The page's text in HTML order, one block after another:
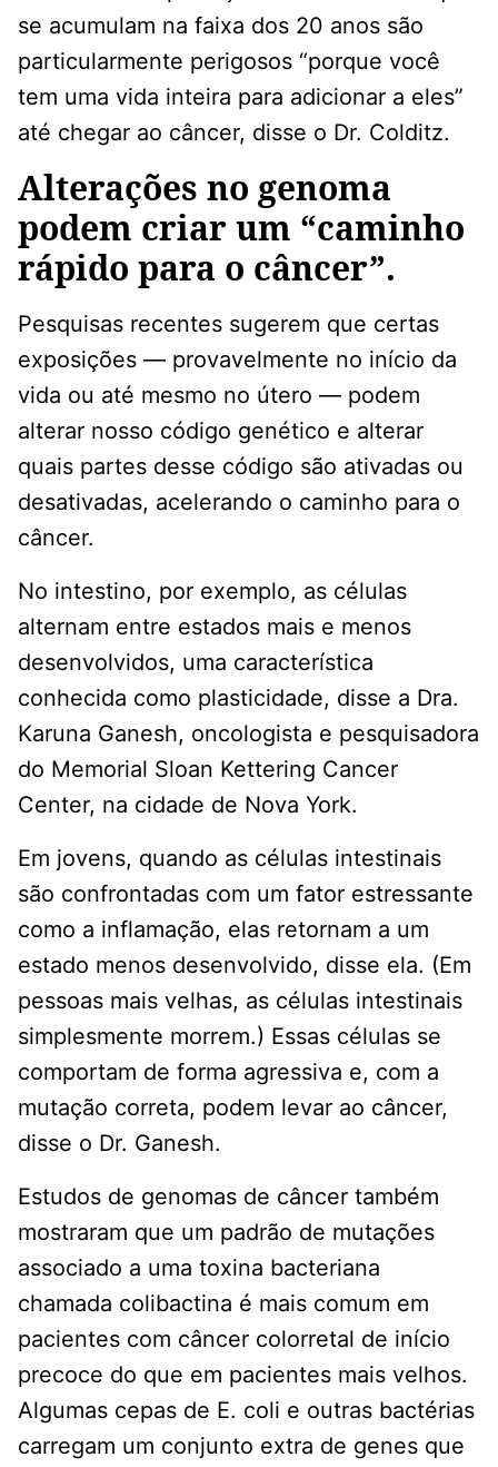
se acumulam na faixa dos 20 anos são
particularmente perigosos “porque você
tem uma vida inteira para adicionar a eles”
até chegar ao câncer, disse o Dr. Colditz.
Alterações no genoma
podem criar um “caminho
rápido para o câncer”.
Pesquisas recentes sugerem que certas
exposições — provavelmente no início da
vida ou até mesmo no útero — podem
alterar nosso código genético e alterar
quais partes desse código são ativadas ou
desativadas, acelerando o caminho para o
câncer.
No intestino, por exemplo, as células
alternam entre estados mais e menos
desenvolvidos, uma característica
conhecida como plasticidade, disse a Dra.
Karuna Ganesh, oncologista e pesquisadora
do Memorial Sloan Kettering Cancer
Center, na cidade de Nova York.
Em jovens, quando as células intestinais
são confrontadas com um fator estressante
como a inflamação, elas retornam a um
estado menos desenvolvido, disse ela. (Em
pessoas mais velhas, as células intestinais
simplesmente morrem.) Essas células se
comportam de forma agressiva e, com a
mutação correta, podem levar ao câncer,
disse o Dr. Ganesh.
Estudos de genomas de câncer também
mostraram que um padrão de mutações
associado a uma toxina bacteriana
chamada colibactina é mais comum em
pacientes com câncer colorretal de início
precoce do que em pacientes mais velhos.
Algumas cepas de E. coli e outras bactérias
carregam um conjunto extra de genes que